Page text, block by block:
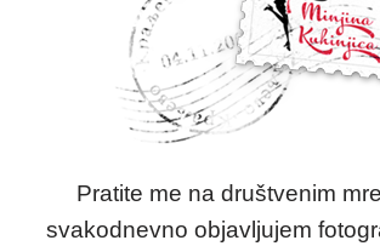
Pratite me na društvenim
svakodnevno objavljujem